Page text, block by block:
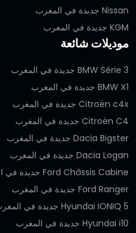
Nissan جديدة في المغرب
KGM جديدة في المغرب
موديلات شائعة
BMW Série 3 جديدة في المغرب
BMW X1 جديدة في المغرب
Citroën c4x جديدة في المغرب
Citroën C4 جديدة في المغرب
Dacia Bigster جديدة في المغرب
Dacia Logan جديدة في المغرب
Ford Châssis Cabine جديدة في المغرب
Ford Ranger جديدة في المغرب
Hyundai IONIQ 5 جديدة في المغرب
Hyundai i10 جديدة في المغرب